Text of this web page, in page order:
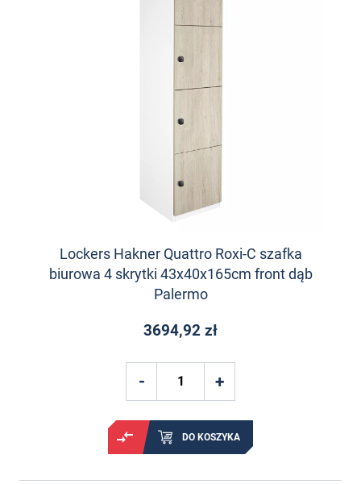
Lockers Hakner Quattro Roxi-C szafka
biurowa 4 skrytki 43x40x165cm front dąb
Palermo
3694,92 zł
DO KOSZYKA